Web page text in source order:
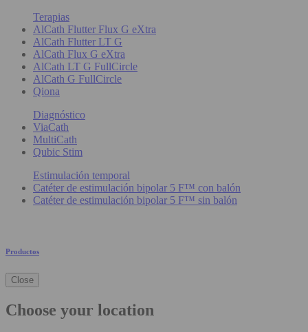
Terapias
AlCath Flutter Flux G eXtra
AlCath Flutter LT G
AlCath Flux G eXtra
AlCath LT G FullCircle
AlCath G FullCircle
Qiona
Diagnóstico
ViaCath
MultiCath
Qubic Stim
Estimulación temporal
Catéter de estimulación bipolar 5 F™ con balón
Catéter de estimulación bipolar 5 F™ sin balón
Productos
Close
Choose your location